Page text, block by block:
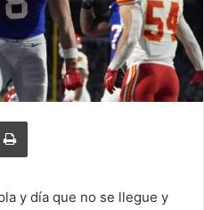
correo electrónicoImprimir
y día que no se llegue y